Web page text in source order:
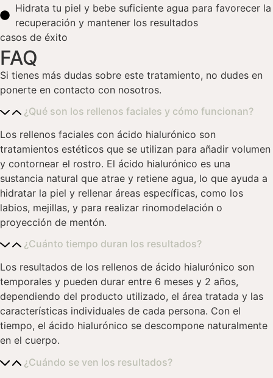
Hidrata tu piel y bebe suficiente agua para favorecer la
recuperación y mantener los resultados
casos de éxito
FAQ
Si tienes más dudas sobre este tratamiento, no dudes en
ponerte en contacto con nosotros.
¿Qué son los rellenos faciales y cómo funcionan?
Los rellenos faciales con ácido hialurónico son
tratamientos estéticos que se utilizan para añadir volumen
y contornear el rostro. El ácido hialurónico es una
sustancia natural que atrae y retiene agua, lo que ayuda a
hidratar la piel y rellenar áreas específicas, como los
labios, mejillas, y para realizar rinomodelación o
proyección de mentón.
¿Cuánto tiempo duran los resultados?
Los resultados de los rellenos de ácido hialurónico son
temporales y pueden durar entre 6 meses y 2 años,
dependiendo del producto utilizado, el área tratada y las
características individuales de cada persona. Con el
tiempo, el ácido hialurónico se descompone naturalmente
en el cuerpo.
¿Cuándo se ven los resultados?